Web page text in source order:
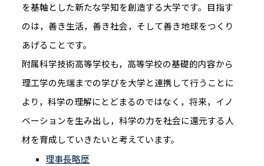
を基軸とした新たな学知を創造する大学です。目指す
のは，善き生活，善き社会，そして善き地球をつくり
あげることです。
附属科学技術高等学校も，高等学校の基礎的内容から
理工学の先端までの学びを大学と連携して行うことに
より，科学の理解にとどまるのではなく，将来，イノ
ベーションを生み出し，科学の力を社会に還元する人
材を育成していきたいと考えています。
理事長略歴